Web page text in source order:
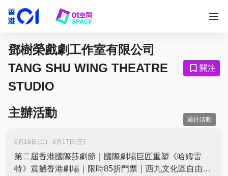
鄧樹榮戲劇工作室有限公司
TANG SHU WING THEATRE
STUDIO
關注
主辦活動 過往活動
6月16日(二) - 6月17日(三)
第二屆香港國際莎劇節｜國際劇場巨匠重塑《哈姆雷
特》震撼香港劇場｜限時85折門票｜西九文化區自由空